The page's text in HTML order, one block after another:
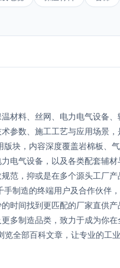
材料、丝网、电力电气设备
参数、施工工艺与应用场景，
块，内容深度覆盖岩棉板、
电气设备，以及各类配套辅材
范，抑或是在多个源头工厂
制造的终端用户及合作伙伴
时间找到更匹配的厂家直供
多制造品类，致力于成为你在
全部百科文章，让专业的工